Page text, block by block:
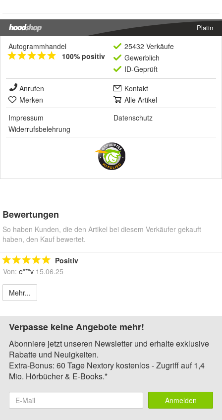
Platin
Autogrammhandel
100% positiv
25432 Verkäufe
Gewerblich
ID-Geprüft
Anrufen
Kontakt
Merken
Alle Artikel
Impressum
Datenschutz
Widerrufsbelehrung
Bewertungen
So haben Kunden, die den Artikel bei diesem Verkäufer gekauft
haben, den Kauf bewertet.
Positiv
Von: e***v 15.06.25
Mehr...
Verpasse keine Angebote mehr!
Abonniere jetzt unseren Newsletter und erhalte exklusive
Rabatte und Neuigkeiten.
Extra-Bonus: 60 Tage Nextory kostenlos - Zugriff auf 1,4
Mio. Hörbücher & E-Books.*
Anmelden